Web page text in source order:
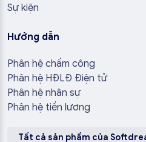
Sự kiện
Hướng dẫn
Phân hệ chấm công
Phân hệ HĐLĐ Điện tử
Phân hệ nhân sự
Phân hệ tiền lương
Tất cả sản phẩm của